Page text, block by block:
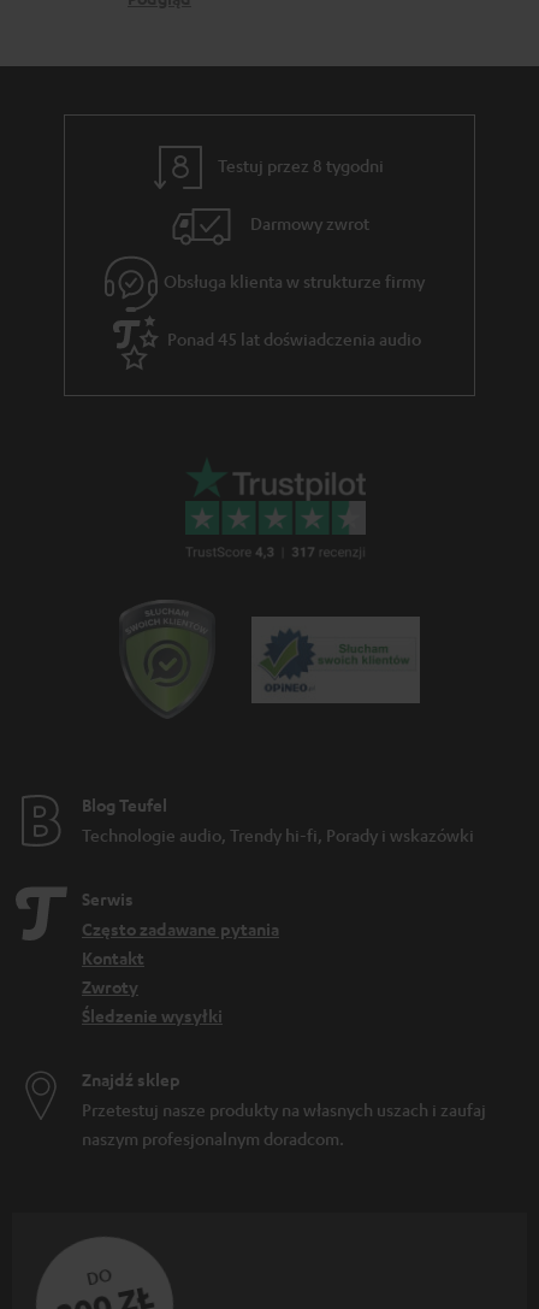
a
y
c
e
g
w
a
r
o
Testuj przez 8 tygodni
Darmowy zwrot
Obsługa klienta w strukturze firmy
Ponad 45 lat doświadczenia audio
Blog Teufel
Technologie audio, Trendy hi-fi, Porady i wskazówki
Serwis
Często zadawane pytania
Kontakt
Zwroty
Śledzenie wysyłki
Znajdź sklep
Przetestuj nasze produkty na własnych uszach i zaufaj
naszym profesjonalnym doradcom.
DO